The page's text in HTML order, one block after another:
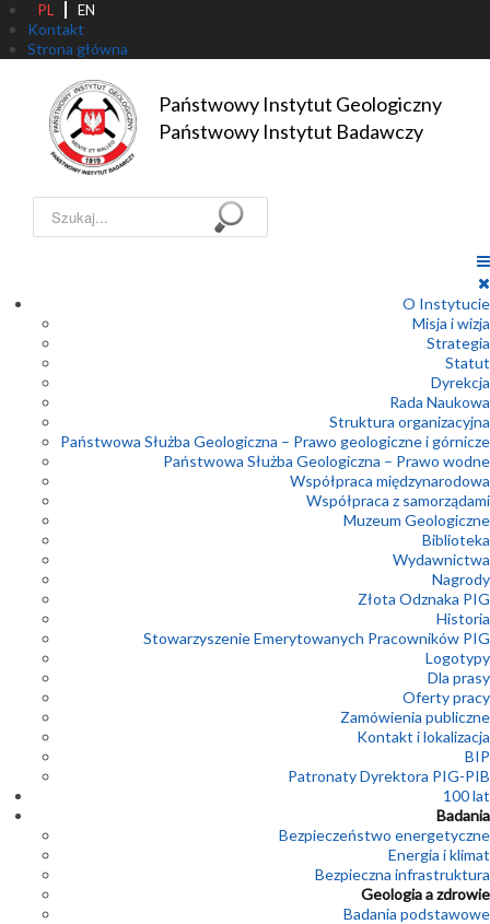
PL EN
Kontakt
Strona główna
Państwowy Instytut Geologiczny
Państwowy Instytut Badawczy
Szukaj...
O Instytucie
Misja i wizja
Strategia
Statut
Dyrekcja
Rada Naukowa
Struktura organizacyjna
Państwowa Służba Geologiczna – Prawo geologiczne i górnicze
Państwowa Służba Geologiczna – Prawo wodne
Współpraca międzynarodowa
Współpraca z samorządami
Muzeum Geologiczne
Biblioteka
Wydawnictwa
Nagrody
Złota Odznaka PIG
Historia
Stowarzyszenie Emerytowanych Pracowników PIG
Logotypy
Dla prasy
Oferty pracy
Zamówienia publiczne
Kontakt i lokalizacja
BIP
Patronaty Dyrektora PIG-PIB
100 lat
Badania
Bezpieczeństwo energetyczne
Energia i klimat
Bezpieczna infrastruktura
Geologia a zdrowie
Badania podstawowe